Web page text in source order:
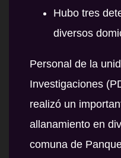
Hubo tres
diversos
Personal de la
Investigaciones
realizó un
allanamiento en
comuna de